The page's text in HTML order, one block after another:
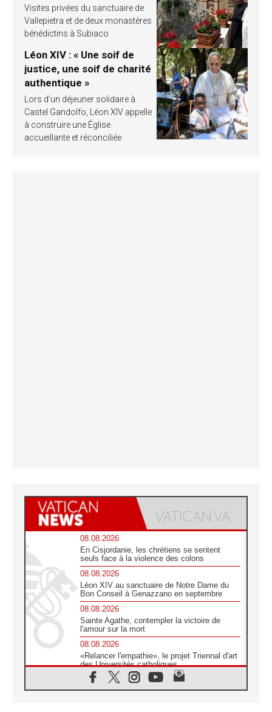
Visites privées du sanctuaire de
Vallepietra et de deux monastères
bénédictins à Subiaco
Léon XIV : « Une soif de
justice, une soif de charité
authentique »
Lors d’un déjeuner solidaire à
Castel Gandolfo, Léon XIV appelle
à construire une Église
accueillante et réconciliée
08.08.2026
En Cisjordanie, les chrétiens se sentent
seuls face à la violence des colons
08.08.2026
Léon XIV au sanctuaire de Notre Dame du
Bon Conseil à Genazzano en septembre
08.08.2026
Sainte Agathe, contempler la victoire de
l'amour sur la mort
08.08.2026
«Relancer l'empathie», le projet Triennal d'art
des Universités catholiques
08.08.2026
Signis 2026, donner la parole aux religieuses